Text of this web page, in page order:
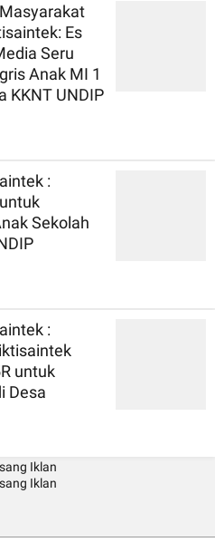
Es
Seru
Anak MI 1
KKNT UNDIP
:
Sekolah
:
untuk
Desa